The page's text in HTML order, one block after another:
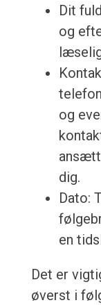
Dit
og
og
dig.
Dato:
en
Det er
øverst i